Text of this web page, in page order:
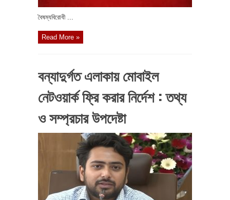
বৈষম্যবিরোধী ...
Read More »
বন্যাদুর্গত এলাকায় মোবাইল
নেটওয়ার্ক ফ্রি করার নির্দেশ : তথ্য
ও সম্প্রচার উপদেষ্টা